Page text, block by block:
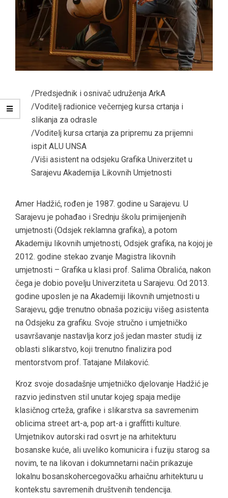
/Predsjednik i osnivač udruženja ArkA
/Voditelj radionice večernjeg kursa crtanja i
slikanja za odrasle
/Voditelj kursa crtanja za pripremu za prijemni
ispit ALU UNSA
/Viši asistent na odsjeku Grafika Univerzitet u
Sarajevu Akademija Likovnih Umjetnosti
Amer Hadžić, rođen je 1987. godine u Sarajevu. U
Sarajevu je pohađao i Srednju školu primijenjenih
umjetnosti (Odsjek reklamna grafika), a potom
Akademiju likovnih umjetnosti, Odsjek grafika, na kojoj je
2012. godine stekao zvanje Magistra likovnih
umjetnosti – Grafika u klasi prof. Salima Obralića, nakon
čega je dobio povelju Univerziteta u Sarajevu. Od 2013.
godine uposlen je na Akademiji likovnih umjetnosti u
Sarajevu, gdje trenutno obnaša poziciju višeg asistenta
na Odsjeku za grafiku. Svoje stručno i umjetničko
usavršavanje nastavlja korz još jedan master studij iz
oblasti slikarstvo, koji trenutno finalizira pod
mentorstvom prof. Tatajane Milaković.
Kroz svoje dosadašnje umjetničko djelovanje Hadžić je
razvio jedinstven stil unutar kojeg spaja medije
klasičnog crteža, grafike i slikarstva sa savremenim
oblicima street art-a, pop art-a i graffitti kulture.
Umjetnikov autorski rad osvrt je na arhitekturu
bosanske kuće, ali uveliko komunicira i fuziju starog sa
novim, te na likovan i dokumnetarni način prikazuje
lokalnu bosanskohercegovačku arhaičnu arhitekturu u
kontekstu savremenih društvenih tendencija.